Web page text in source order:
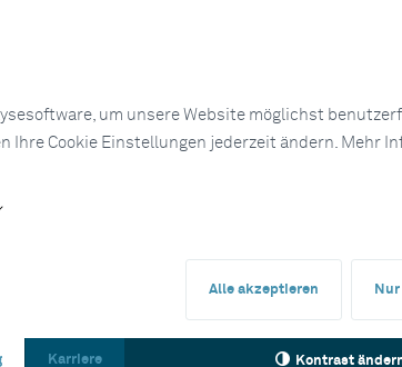
um unsere Website möglichst
Ihre Cookie Einstellungen jederzeit ändern. Mehr
Alle akzeptieren
Karriere Kontrast